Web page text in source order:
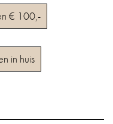
€ 100,-
in huis